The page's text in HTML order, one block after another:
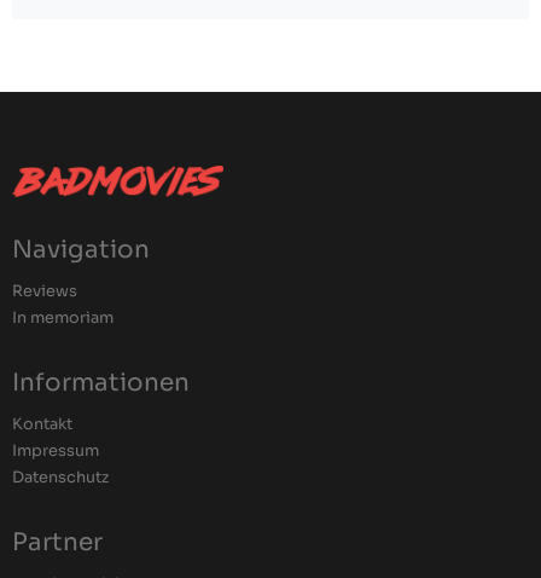
Navigation
Reviews
In memoriam
Informationen
Kontakt
Impressum
Datenschutz
Partner